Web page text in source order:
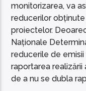
monitorizarea, va
reducerilor
proiectelor.
Naționale
reducerile de
raportarea
de a nu se dubla